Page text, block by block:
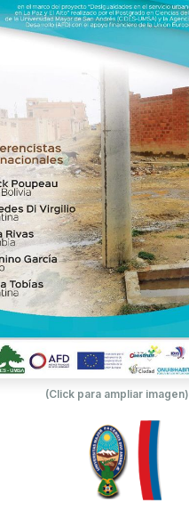
(Click para ampliar imagen)